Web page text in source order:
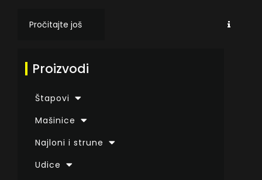
Proizvodi
Štapovi
Mašinice
Najloni i strune
Udice
Pročitajte još